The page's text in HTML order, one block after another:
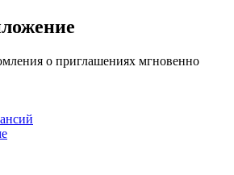
о приглашениях мгновенно